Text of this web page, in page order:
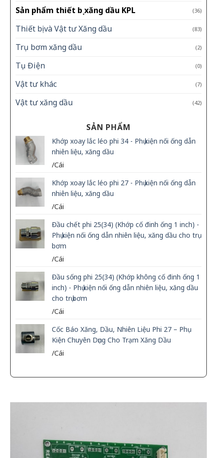
Sản phẩm thiết bị xăng dầu KPL (36)
Thiết bị và Vật tư Xăng dầu (83)
Trụ bơm xăng dầu (2)
Tụ Điện (0)
Vật tư khác (7)
Vật tư xăng dầu (42)
SẢN PHẨM
Khớp xoay lắc léo phi 34 - Phụ kiện nối ống dẫn
nhiên liệu, xăng dầu
/Cái
Khớp xoay lắc léo phi 27 - Phụ kiện nối ống dẫn
nhiên liệu, xăng dầu
/Cái
Đầu chết phi 25(34) (Khớp cố đinh ống 1 inch) -
Phụ kiện nối ống dẫn nhiên liệu, xăng dầu cho trụ
bơm
/Cái
Đầu sống phi 25(34) (Khớp không cố đinh ống 1
inch) - Phụ kiện nối ống dẫn nhiên liệu, xăng dầu
cho trụ bơm
/Cái
Cốc Báo Xăng, Dầu, Nhiên Liệu Phi 27 – Phụ
Kiện Chuyên Dụng Cho Trạm Xăng Dầu
/Cái